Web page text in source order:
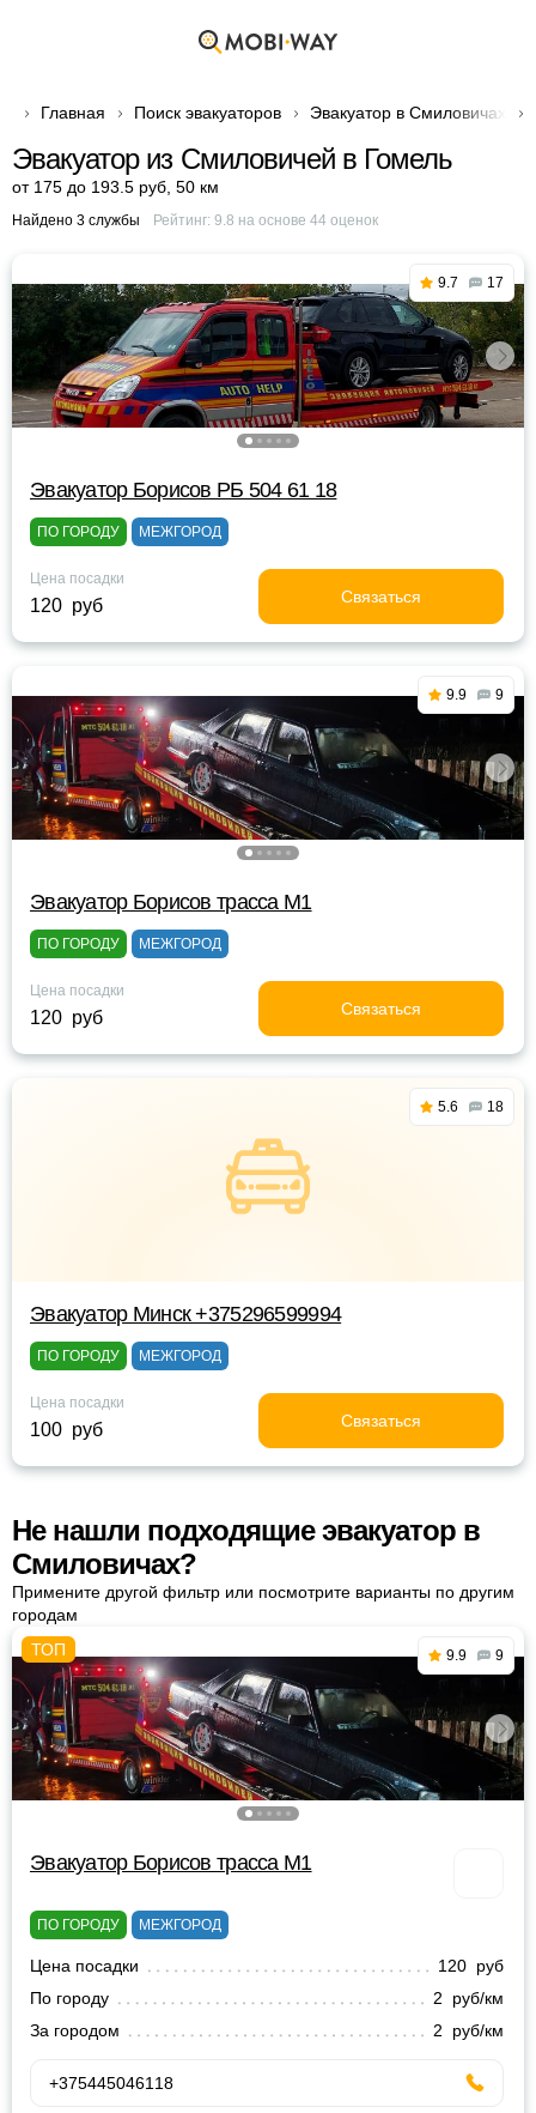
Главная Поиск эвакуаторов Эвакуатор в Смиловичах
Эвакуатор из Смиловичей в Гомель
от 175 до 193.5 руб 50 км
Найдено 3 службы Рейтинг: 9.8 на основе 44оценок
9.7 17
Эвакуатор Борисов РБ 504 61 18
ПО ГОРОДУ МЕЖГОРОД
Цена посадки
120 руб Связаться
9.9 9
Эвакуатор Борисов трасса М1
ПО ГОРОДУ МЕЖГОРОД
Цена посадки
120 руб Связаться
5.6 18
Эвакуатор Минск +375296599994
ПО ГОРОДУ МЕЖГОРОД
Цена посадки
100 руб Связаться
Не нашли подходящие эвакуатор в
Смиловичах?
Примените другой фильтр или посмотрите варианты по другим
городам
9.9 9
Эвакуатор Борисов трасса М1
ПО ГОРОДУ МЕЖГОРОД
Цена посадки
120 руб
По городу
2 руб/км
За городом
2 руб/км
+375445046118